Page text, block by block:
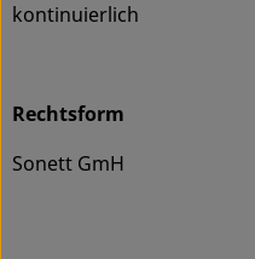
kontinuierlich
Rechtsform
Sonett GmH